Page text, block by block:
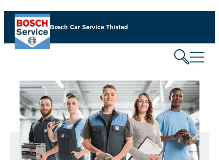
Bosch Car Service Thisted